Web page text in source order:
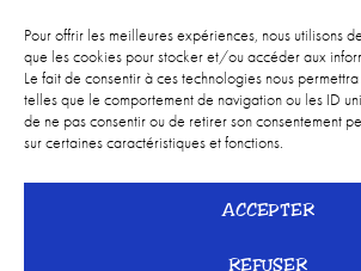
Pour offrir les meilleures expériences, nous utilisons
que les cookies pour stocker et/ou accéder aux
Le fait de consentir à ces technologies nous
telles que le comportement de navigation ou les ID
de ne pas consentir ou de retirer son consentement
sur certaines caractéristiques et fonctions.
ACCEPTER
REFUSER